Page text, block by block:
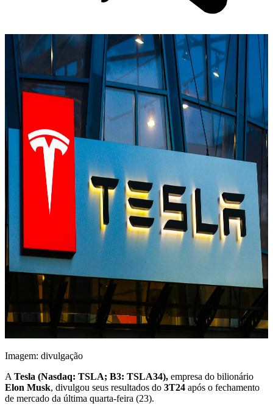
Imagem: divulgação
A Tesla (Nasdaq: TSLA; B3: TSLA34), empresa do bilionário
Elon Musk, divulgou seus resultados do 3T24 após o fechamento
de mercado da última quarta-feira (23).